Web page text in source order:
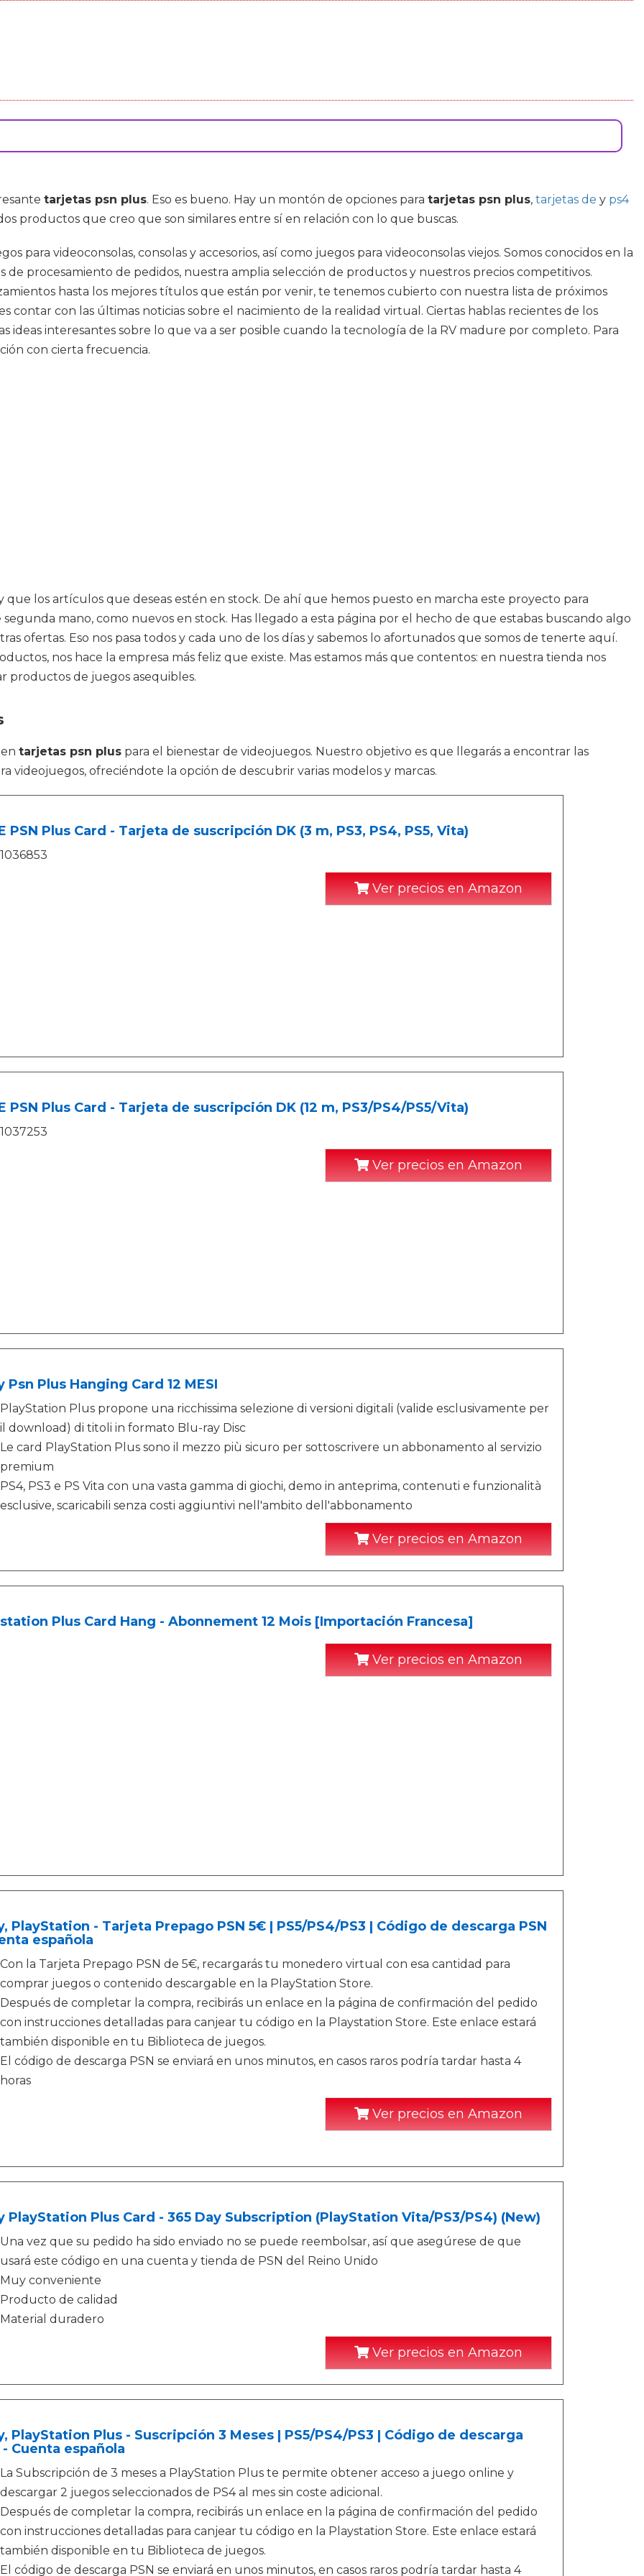
tarjetas psn plus. Eso es bueno. Hay un montón de opciones para tarjetas psn plus, tarjetas de y ps4
productos que creo que son similares entre sí en relación con lo que buscas.
para videoconsolas, consolas y accesorios, así como juegos para videoconsolas viejos. Somos conocidos en la
procesamiento de pedidos, nuestra amplia selección de productos y nuestros precios competitivos.
hasta los mejores títulos que están por venir, te tenemos cubierto con nuestra lista de próximos
contar con las últimas noticias sobre el nacimiento de la realidad virtual. Ciertas hablas recientes de los
ideas interesantes sobre lo que va a ser posible cuando la tecnología de la RV madure por completo. Para
con cierta frecuencia.
los artículos que deseas estén en stock. De ahí que hemos puesto en marcha este proyecto para
mano, como nuevos en stock. Has llegado a esta página por el hecho de que estabas buscando algo
ofertas. Eso nos pasa todos y cada uno de los días y sabemos lo afortunados que somos de tenerte aquí.
nos hace la empresa más feliz que existe. Mas estamos más que contentos: en nuestra tienda nos
productos de juegos asequibles.
tarjetas psn plus para el bienestar de videojuegos. Nuestro objetivo es que llegarás a encontrar las
videojuegos, ofreciéndote la opción de descubrir varias modelos y marcas.
PSN Plus Card - Tarjeta de suscripción DK (3 m, PS3, PS4, PS5, Vita)
1036853
Ver precios en Amazon
PSN Plus Card - Tarjeta de suscripción DK (12 m, PS3/PS4/PS5/Vita)
1037253
Ver precios en Amazon
Psn Plus Hanging Card 12 MESI
PlayStation Plus propone una ricchissima selezione di versioni digitali (valide esclusivamente per
il download) di titoli in formato Blu-ray Disc
Le card PlayStation Plus sono il mezzo più sicuro per sottoscrivere un abbonamento al servizio
premium
PS4, PS3 e PS Vita con una vasta gamma di giochi, demo in anteprima, contenuti e funzionalità
esclusive, scaricabili senza costi aggiuntivi nell'ambito dell'abbonamento
Ver precios en Amazon
Plus Card Hang - Abonnement 12 Mois [Importación Francesa]
Ver precios en Amazon
PlayStation - Tarjeta Prepago PSN 5€ | PS5/PS4/PS3 | Código de descarga PSN
española
Con la Tarjeta Prepago PSN de 5€, recargarás tu monedero virtual con esa cantidad para
comprar juegos o contenido descargable en la PlayStation Store.
Después de completar la compra, recibirás un enlace en la página de confirmación del pedido
con instrucciones detalladas para canjear tu código en la Playstation Store. Este enlace estará
también disponible en tu Biblioteca de juegos.
El código de descarga PSN se enviará en unos minutos, en casos raros podría tardar hasta 4
horas
Ver precios en Amazon
PlayStation Plus Card - 365 Day Subscription (PlayStation Vita/PS3/PS4) (New)
Una vez que su pedido ha sido enviado no se puede reembolsar, así que asegúrese de que
usará este código en una cuenta y tienda de PSN del Reino Unido
Muy conveniente
Producto de calidad
Material duradero
Ver precios en Amazon
PlayStation Plus - Suscripción 3 Meses | PS5/PS4/PS3 | Código de descarga
- Cuenta española
La Subscripción de 3 meses a PlayStation Plus te permite obtener acceso a juego online y
descargar 2 juegos seleccionados de PS4 al mes sin coste adicional.
Después de completar la compra, recibirás un enlace en la página de confirmación del pedido
con instrucciones detalladas para canjear tu código en la Playstation Store. Este enlace estará
también disponible en tu Biblioteca de juegos.
El código de descarga PSN se enviará en unos minutos, en casos raros podría tardar hasta 4